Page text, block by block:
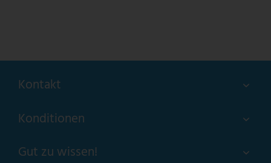
Kontakt
Konditionen
Gut zu wissen!